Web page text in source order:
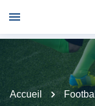
Accueil Football